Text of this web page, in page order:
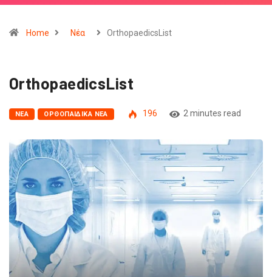
Home Nέα OrthopaedicsList
OrthopaedicsList
NΈΑ ΟΡΘΟΠΑΙΔΙΚΆ ΝΈΑ 196 2 minutes read